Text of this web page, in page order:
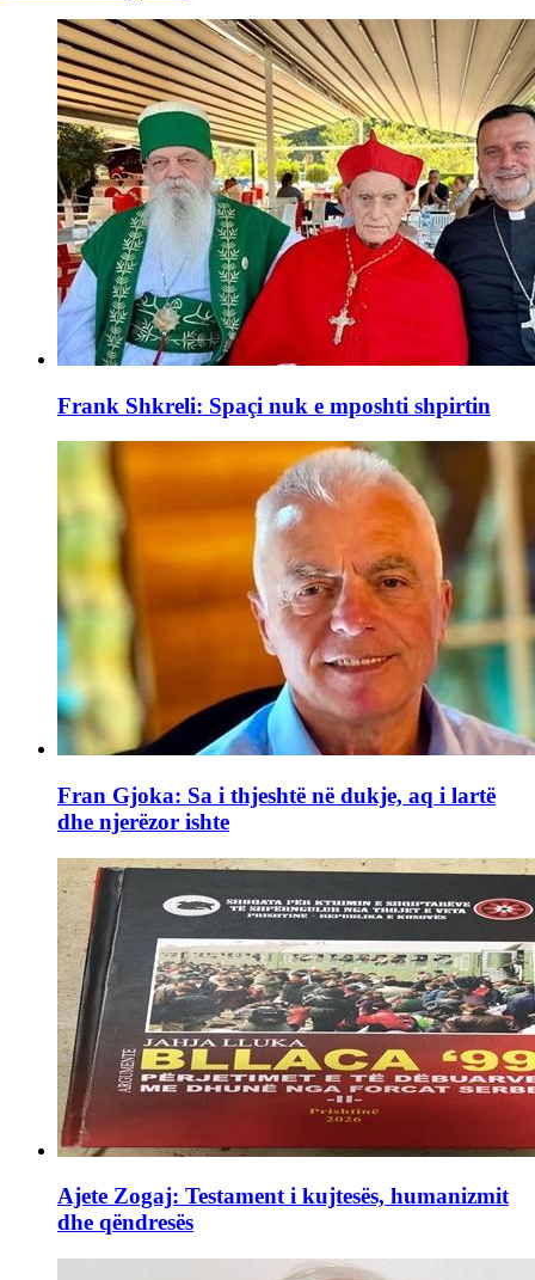
Frank Shkreli: Spaçi nuk e mposhti shpirtin
Fran Gjoka: Sa i thjeshtë në dukje, aq i lartë
dhe njerëzor ishte
Ajete Zogaj: Testament i kujtesës, humanizmit
dhe qëndresës